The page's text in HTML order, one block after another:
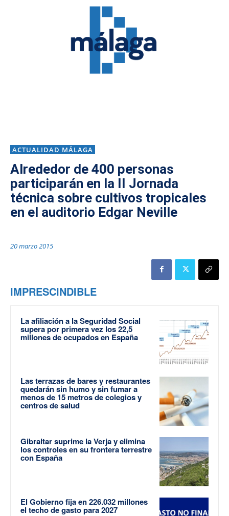
ACTUALIDAD MÁLAGA
Alrededor de 400 personas
participarán en la II Jornada
técnica sobre cultivos tropicales
en el auditorio Edgar Neville
20 marzo 2015
IMPRESCINDIBLE
La afiliación a la Seguridad Social
supera por primera vez los 22,5
millones de ocupados en España
Las terrazas de bares y restaurantes
quedarán sin humo y sin fumar a
menos de 15 metros de colegios y
centros de salud
Gibraltar suprime la Verja y elimina
los controles en su frontera terrestre
con España
El Gobierno fija en 226.032 millones
el techo de gasto para 2027